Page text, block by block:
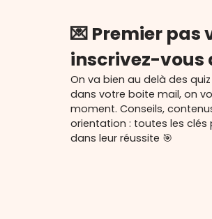
💌 Premier pas
inscrivez-vous
On va bien au delà des
dans votre boite mail, on
moment. Conseils,
orientation : toutes les
dans leur réussite 🎯